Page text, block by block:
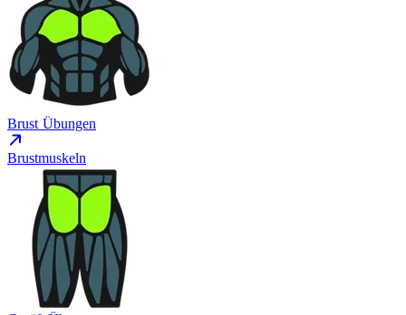
Brust Übungen
Brustmuskeln